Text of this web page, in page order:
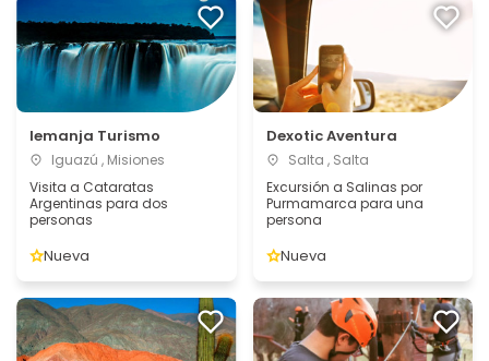
Iemanja Turismo
Iguazú , Misiones
Visita a Cataratas
Argentinas para dos
personas
Nueva
Dexotic Aventura
Salta , Salta
Excursión a Salinas por
Purmamarca para una
persona
Nueva